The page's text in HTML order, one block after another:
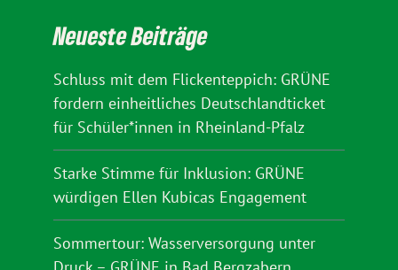
Neueste Beiträge
Schluss mit dem Flickenteppich: GRÜNE
fordern einheitliches Deutschlandticket
für Schüler*innen in Rheinland-Pfalz
Starke Stimme für Inklusion: GRÜNE
würdigen Ellen Kubicas Engagement
Sommertour: Wasserversorgung unter